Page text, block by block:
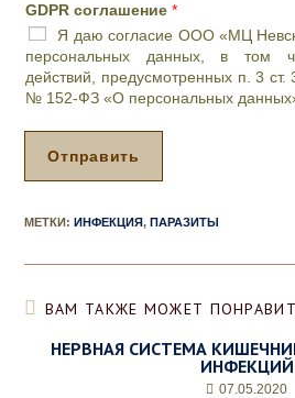
р
о
ц
е
д
,
е
ь
ж
GDPR соглашение*
Я даю согласие ООО «МЦ
персональных данных, в том
действий, предусмотренных п. 3
№ 152-ФЗ «О персональных
Отправить
МЕТКИ:ИНФЕКЦИЯ, ПАРАЗИТЫ
ВАМ ТАКЖЕ МОЖЕТ
НЕРВНАЯ СИСТЕМА
ИНФЕКЦИЙ
07.05.2020